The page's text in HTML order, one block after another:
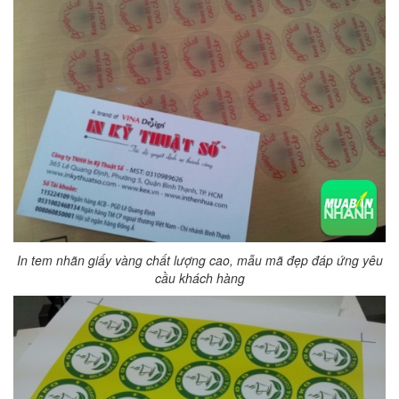
In tem nhãn giấy vàng chất lượng cao, mẫu mã đẹp đáp ứng yêu
cầu khách hàng